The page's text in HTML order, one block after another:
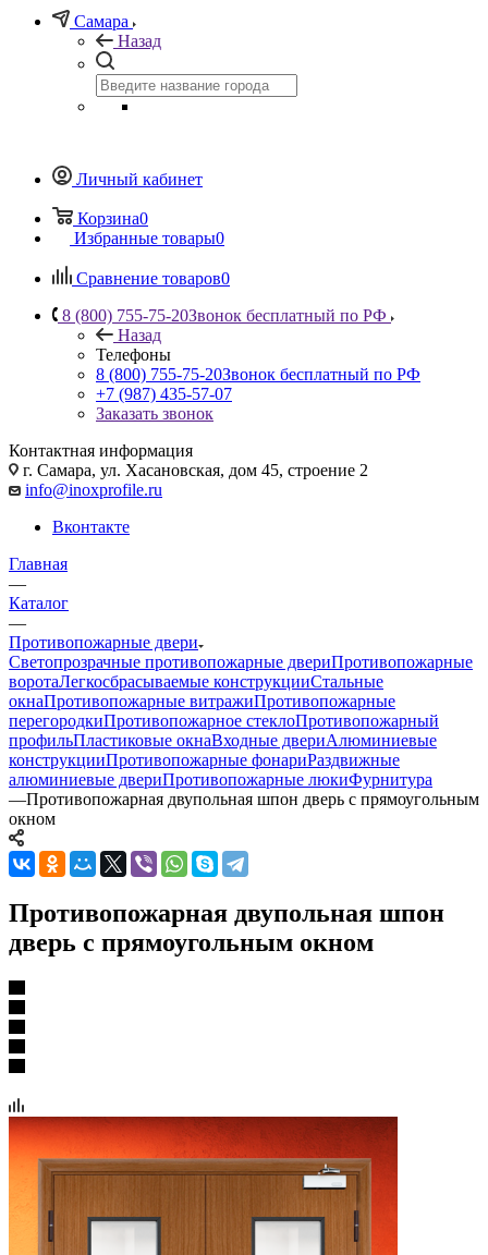
Самара
Назад
Личный кабинет
Корзина0
Избранные товары0
Сравнение товаров0
8 (800) 755-75-20Звонок бесплатный по РФ
Назад
Телефоны
8 (800) 755-75-20Звонок бесплатный по РФ
+7 (987) 435-57-07
Заказать звонок
Контактная информация
г. Самара, ул. Хасановская, дом 45, строение 2
info@inoxprofile.ru
Вконтакте
Главная
—
Каталог
—
Противопожарные двери
Светопрозрачные противопожарные двериПротивопожарные
воротаЛегкосбрасываемые конструкцииСтальные
окнаПротивопожарные витражиПротивопожарные
перегородкиПротивопожарное стеклоПротивопожарный
профильПластиковые окнаВходные двериАлюминиевые
конструкцииПротивопожарные фонариРаздвижные
алюминиевые двериПротивопожарные люкиФурнитура
—Противопожарная двупольная шпон дверь с прямоугольным
окном
Противопожарная двупольная шпон
дверь с прямоугольным окном